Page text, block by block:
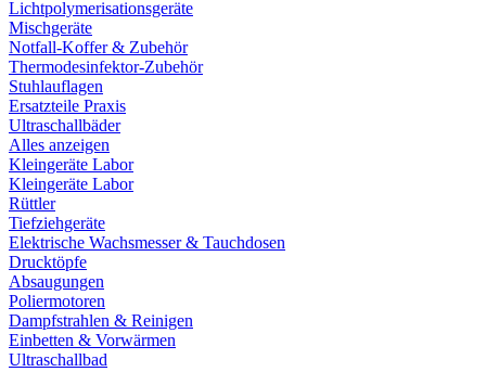
Lichtpolymerisationsgeräte
Mischgeräte
Notfall-Koffer & Zubehör
Thermodesinfektor-Zubehör
Stuhlauflagen
Ersatzteile Praxis
Ultraschallbäder
Alles anzeigen
Kleingeräte Labor
Kleingeräte Labor
Rüttler
Tiefziehgeräte
Elektrische Wachsmesser & Tauchdosen
Drucktöpfe
Absaugungen
Poliermotoren
Dampfstrahlen & Reinigen
Einbetten & Vorwärmen
Ultraschallbad